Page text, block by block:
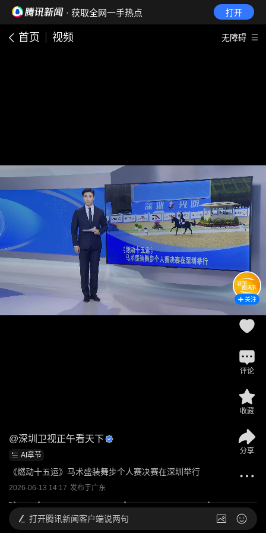
· 获取全网一手热点 打开
首页 视频 无障碍
@深圳卫视正午看天下
AI章节
《燃动十五运》马术盛装舞步个人赛决赛在深圳举行
2026-06-13 14:17 发布于广东
关注
评论
收藏
分享
打开腾讯新闻客户端说两句